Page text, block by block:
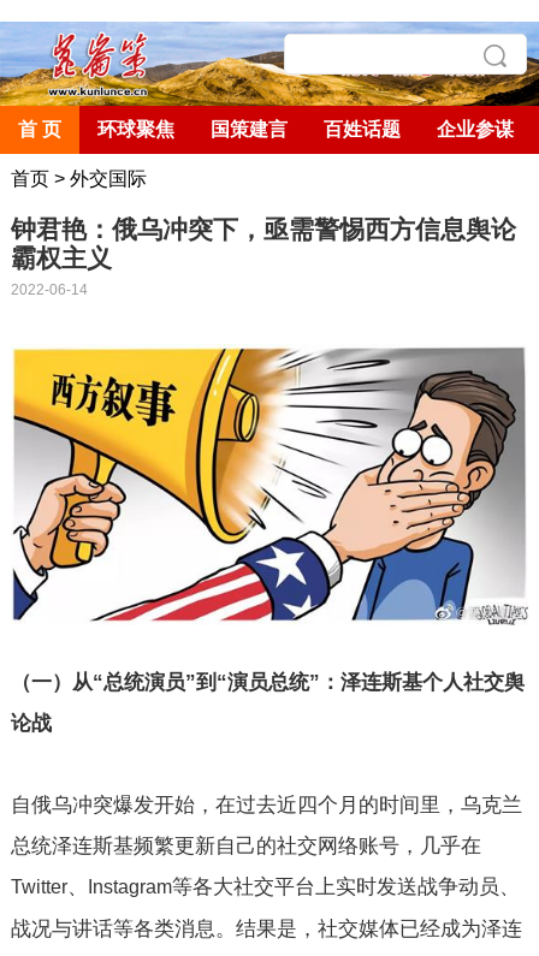
首 页 环球聚焦 国策建言 百姓话题 企业参谋
首页> 外交国际
钟君艳：俄乌冲突下，亟需警惕西方信息舆论
霸权主义
2022-06-14
（一）从“总统演员”到“演员总统”：泽连斯基个人社交舆
论战
自俄乌冲突爆发开始，在过去近四个月的时间里，乌克兰
总统泽连斯基频繁更新自己的社交网络账号，几乎在
Twitter、 Instagram等各大社交平台上实时发送战争动员、
战况与讲话等各类消息。结果是，社交媒体已经成为泽连